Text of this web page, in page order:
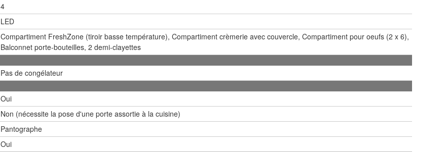
4
LED
Compartiment FreshZone (tiroir basse température), Compartiment crèmerie avec couvercle, Compartiment pour oeufs (2 x 6),
Balconnet porte-bouteilles, 2 demi-clayettes
Pas de congélateur
Oui
Non (nécessite la pose d'une porte assortie à la cuisine)
Pantographe
Oui